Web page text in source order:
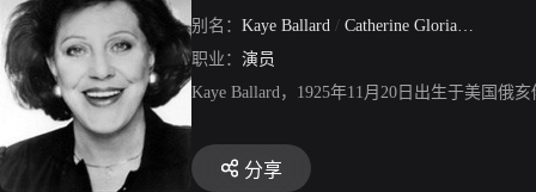
别名： Kaye Ballard / Catherine Gloria Balotta
职业： 演员
Kaye Ballard，1925年11月20日出生于美国俄
分享